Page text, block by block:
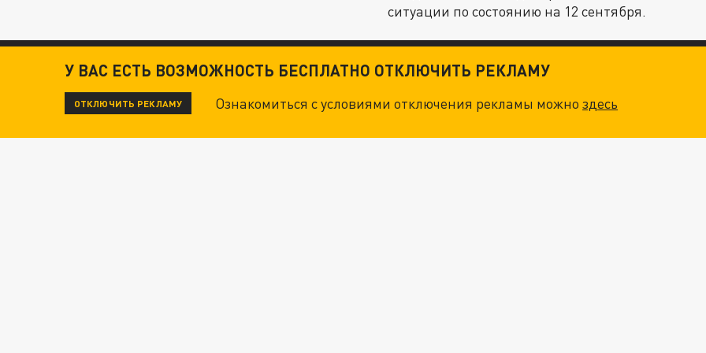
ситуации по состоянию на 12 сентября.
У ВАС ЕСТЬ ВОЗМОЖНОСТЬ БЕСПЛАТНО ОТКЛЮЧИТЬ РЕКЛАМУ
ОТКЛЮЧИТЬ РЕКЛАМУ Ознакомиться с условиями отключения рекламы можноздесь